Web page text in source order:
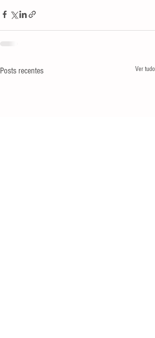
Posts recentes Ver tudo